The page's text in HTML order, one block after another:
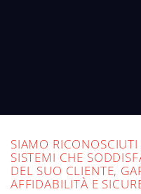
SIAMO
SISTEMI CHE
DEL SUO CLIENTE,
AFFIDABILITÀ E